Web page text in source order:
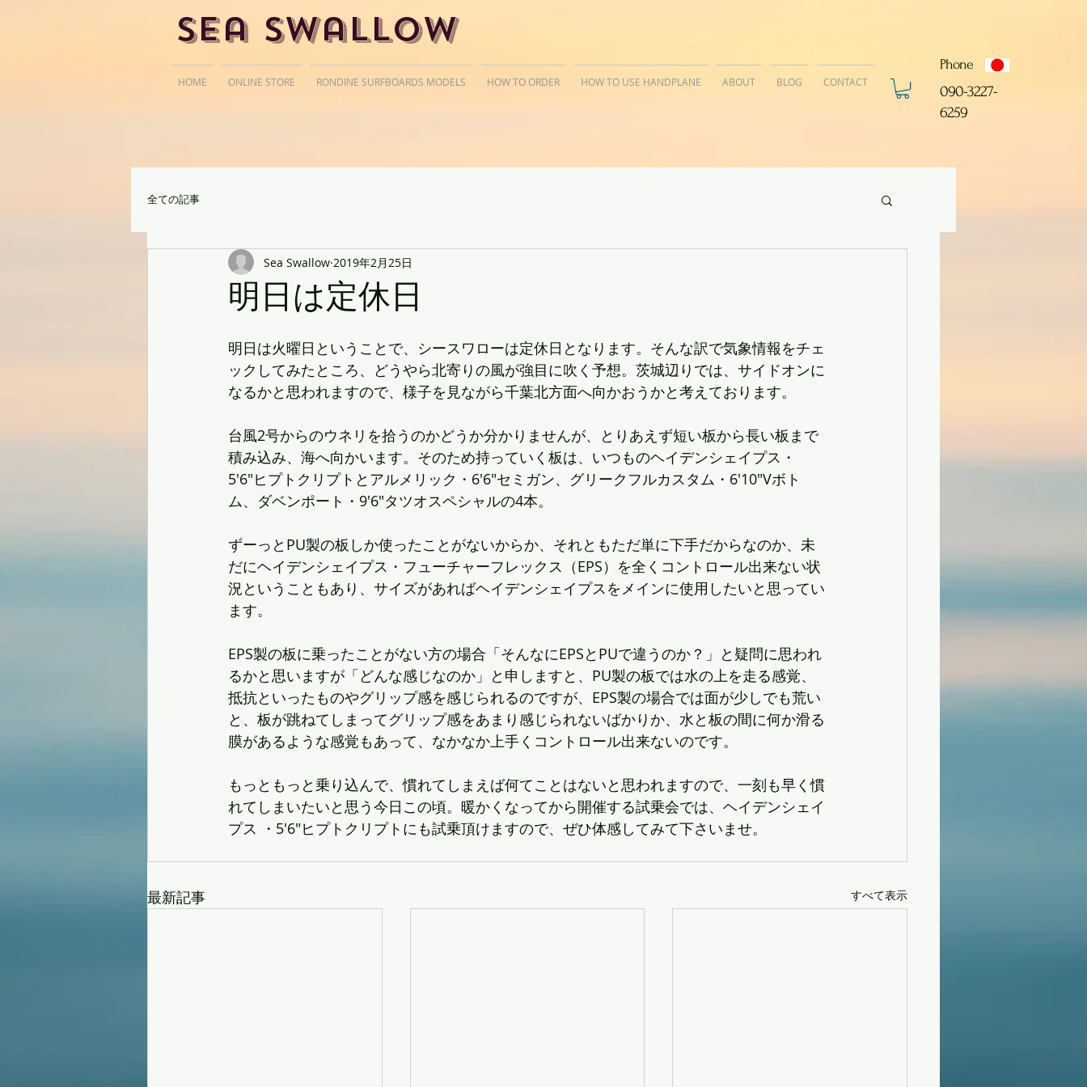
Sea Swallow
​090-3227-
6259
Phone
全ての記事
明日は定休日
Sea Swallow 2019年2月25日
明日は火曜日ということで、シースワローは定休日となります。そんな訳で気象情報をチェ
ックしてみたところ、どうやら北寄りの風が強目に吹く予想。茨城辺りでは、サイドオンに
なるかと思われますので、様子を見ながら千葉北方面へ向かおうかと考えております。
台風2号からのウネリを拾うのかどうか分かりませんが、とりあえず短い板から長い板まで
積み込み、海へ向かいます。そのため持っていく板は、いつものヘイデンシェイプス・
5'6"ヒプトクリプトとアルメリック・6'6"セミガン、グリークフルカスタム・6'10"Vボト
ム、ダベンポート・9'6"タツオスペシャルの4本。
ずーっとPU製の板しか使ったことがないからか、それともただ単に下手だからなのか、未
だにヘイデンシェイプス・フューチャーフレックス（EPS）を全くコントロール出来ない状
況ということもあり、サイズがあればヘイデンシェイプスをメインに使用したいと思ってい
ます。
EPS製の板に乗ったことがない方の場合「そんなにEPSとPUで違うのか？」と疑問に思われ
るかと思いますが「どんな感じなのか」と申しますと、PU製の板では水の上を走る感覚、
抵抗といったものやグリップ感を感じられるのですが、EPS製の場合では面が少しでも荒い
と、板が跳ねてしまってグリップ感をあまり感じられないばかりか、水と板の間に何か滑る
膜があるような感覚もあって、なかなか上手くコントロール出来ないのです。
もっともっと乗り込んで、慣れてしまえば何てことはないと思われますので、一刻も早く慣
れてしまいたいと思う今日この頃。暖かくなってから開催する試乗会では、ヘイデンシェイ
プス ・5'6"ヒプトクリプトにも試乗頂けますので、ぜひ体感してみて下さいませ。
最新記事 すべて表示
HOME ONLINE STORE RONDINE SURFBOARDS MODELS HOW TO ORDER HOW TO USE HANDPLANE ABOUT BLOG CONTACT